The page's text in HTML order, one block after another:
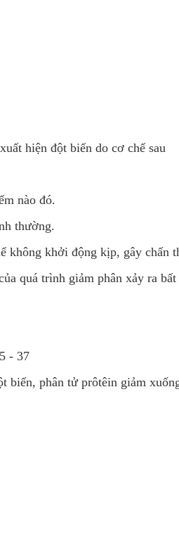
hiện đột biến do cơ chế sau
nào đó.
thường.
không khởi động kịp, gây chấn
quá trình giảm phân xảy ra
- 37
biến, phân tử prôtêin giảm